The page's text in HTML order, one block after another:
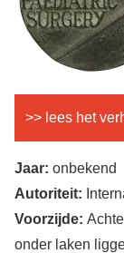
>> lees het
Jaar: onbekend
Autoriteit:
Voorzijde:
onder laken